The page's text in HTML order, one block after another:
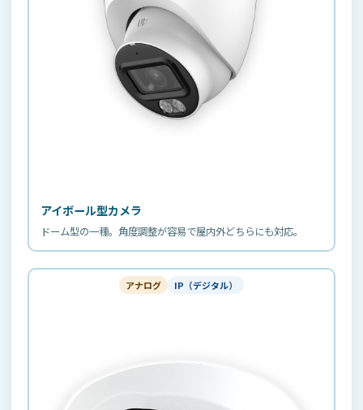
アイボール型カメラ
ドーム型の一種。角度調整が容易で屋内外どちらにも対応。
アナログ IP（デジタル）